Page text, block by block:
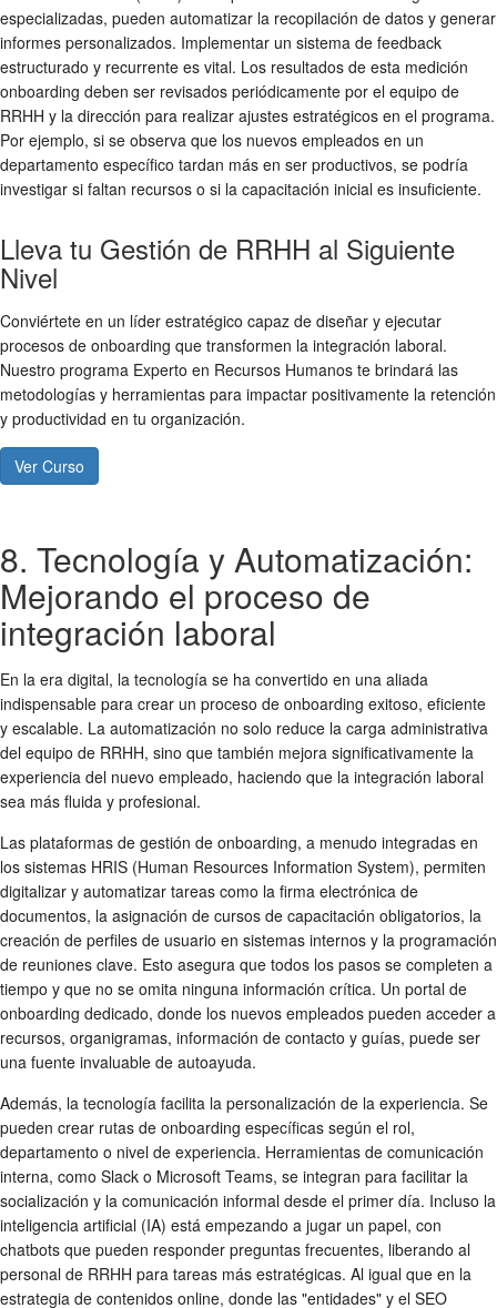
especializadas, pueden automatizar la recopilación de datos y generar
informes personalizados. Implementar un sistema de feedback
estructurado y recurrente es vital. Los resultados de esta medición
onboarding deben ser revisados periódicamente por el equipo de
RRHH y la dirección para realizar ajustes estratégicos en el programa.
Por ejemplo, si se observa que los nuevos empleados en un
departamento específico tardan más en ser productivos, se podría
investigar si faltan recursos o si la capacitación inicial es insuficiente.
Lleva tu Gestión de RRHH al Siguiente
Nivel
Conviértete en un líder estratégico capaz de diseñar y ejecutar
procesos de onboarding que transformen la integración laboral.
Nuestro programa Experto en Recursos Humanos te brindará las
metodologías y herramientas para impactar positivamente la retención
y productividad en tu organización.
Ver Curso
8. Tecnología y Automatización:
Mejorando el proceso de
integración laboral
En la era digital, la tecnología se ha convertido en una aliada
indispensable para crear un proceso de onboarding exitoso, eficiente
y escalable. La automatización no solo reduce la carga administrativa
del equipo de RRHH, sino que también mejora significativamente la
experiencia del nuevo empleado, haciendo que la integración laboral
sea más fluida y profesional.
Las plataformas de gestión de onboarding, a menudo integradas en
los sistemas HRIS (Human Resources Information System), permiten
digitalizar y automatizar tareas como la firma electrónica de
documentos, la asignación de cursos de capacitación obligatorios, la
creación de perfiles de usuario en sistemas internos y la programación
de reuniones clave. Esto asegura que todos los pasos se completen a
tiempo y que no se omita ninguna información crítica. Un portal de
onboarding dedicado, donde los nuevos empleados pueden acceder a
recursos, organigramas, información de contacto y guías, puede ser
una fuente invaluable de autoayuda.
Además, la tecnología facilita la personalización de la experiencia. Se
pueden crear rutas de onboarding específicas según el rol,
departamento o nivel de experiencia. Herramientas de comunicación
interna, como Slack o Microsoft Teams, se integran para facilitar la
socialización y la comunicación informal desde el primer día. Incluso la
inteligencia artificial (IA) está empezando a jugar un papel, con
chatbots que pueden responder preguntas frecuentes, liberando al
personal de RRHH para tareas más estratégicas. Al igual que en la
estrategia de contenidos online, donde las "entidades" y el SEO